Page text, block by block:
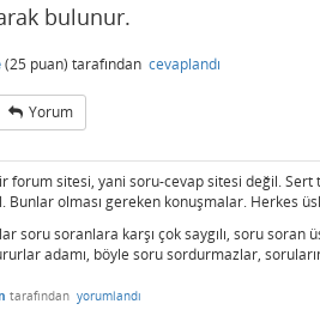
bulunur.
(25 puan) tarafından cevaplandı
Yorum
forum sitesi, yani soru-cevap sitesi değil.
Bunlar olması gereken konuşmalar. Herkes
soru soranlara karşı çok saygılı, soru
adamı, böyle soru sordurmazlar,
tarafından yorumlandı